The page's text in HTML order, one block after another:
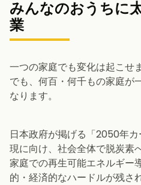
みんなのおうちに
業
一つの家庭でも変化は起こせま
でも、何百・何千もの家庭が
なります。
日本政府が掲げる「2050年
現に向け、社会全体で脱炭素
家庭での再生可能エネルギー
的・経済的なハードルが残さ